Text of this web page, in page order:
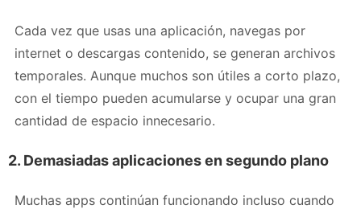
Cada vez que usas una aplicación, navegas por
internet o descargas contenido, se generan archivos
temporales. Aunque muchos son útiles a corto plazo,
con el tiempo pueden acumularse y ocupar una gran
cantidad de espacio innecesario.
2. Demasiadas aplicaciones en segundo plano
Muchas apps continúan funcionando incluso cuando